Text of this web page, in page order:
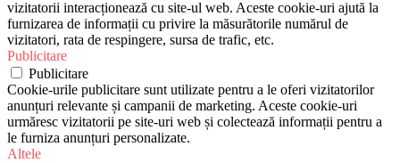
vizitatorii interacționează cu site-ul web. Aceste cookie-uri ajută la
furnizarea de informații cu privire la măsurătorile numărul de
vizitatori, rata de respingere, sursa de trafic, etc.
Publicitare
Publicitare
Cookie-urile publicitare sunt utilizate pentru a le oferi vizitatorilor
anunțuri relevante și campanii de marketing. Aceste cookie-uri
urmăresc vizitatorii pe site-uri web și colectează informații pentru a
le furniza anunțuri personalizate.
Altele